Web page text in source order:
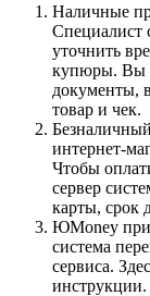
Наличные
Специалист
уточнить
купюры. Вы
документы,
товар и чек.
интернет-
Чтобы
сервер
карты, срок
ЮMoney при
система
сервиса.
инструкции.